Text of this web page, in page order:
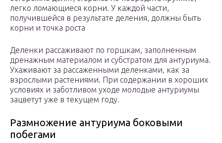
легко ломающиеся корни. У каждой части,
получившейся в результате деления, должны быть
корни и точка роста
Деленки рассаживают по горшкам, заполненным
дренажным материалом и субстратом для антуриума.
Ухаживают за рассаженными деленками, как за
взрослыми растениями. При содержании в хороших
условиях и заботливом уходе молодые антуриумы
зацветут уже в текущем году.
Размножение антуриума боковыми
побегами